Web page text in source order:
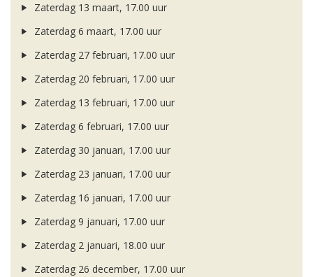
Zaterdag 13 maart, 17.00 uur
Zaterdag 6 maart, 17.00 uur
Zaterdag 27 februari, 17.00 uur
Zaterdag 20 februari, 17.00 uur
Zaterdag 13 februari, 17.00 uur
Zaterdag 6 februari, 17.00 uur
Zaterdag 30 januari, 17.00 uur
Zaterdag 23 januari, 17.00 uur
Zaterdag 16 januari, 17.00 uur
Zaterdag 9 januari, 17.00 uur
Zaterdag 2 januari, 18.00 uur
Zaterdag 26 december, 17.00 uur